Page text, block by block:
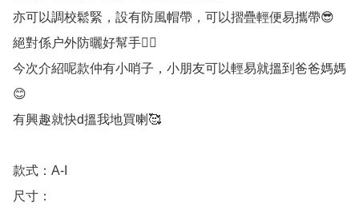
亦可以調校鬆緊，設有防風帽帶，可以摺疊輕便易攜帶😎
絕對係户外防曬好幫手👍🏻
今次介紹呢款仲有小哨子，小朋友可以輕易就搵到爸爸媽媽
😊
有興趣就快d搵我地買喇🥰
款式：A-I
尺寸：